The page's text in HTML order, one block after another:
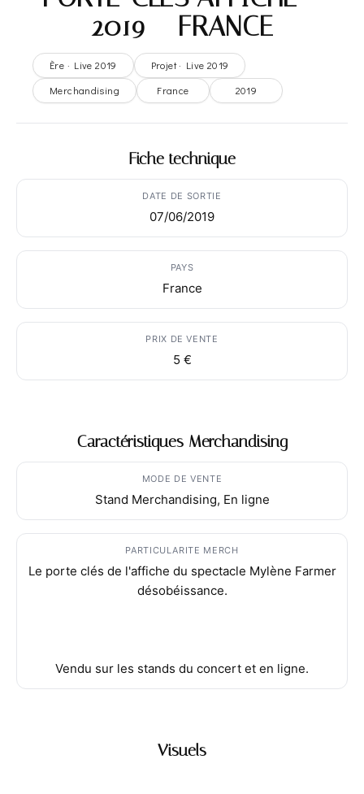
2019 – FRANCE
Ère · Live 2019
Projet · Live 2019
Merchandising
France 2019
Fiche technique
DATE DE SORTIE
07/06/2019
PAYS
France
PRIX DE VENTE
5 €
Caractéristiques Merchandising
MODE DE VENTE
Stand Merchandising, En ligne
PARTICULARITE MERCH
Le porte clés de l'affiche du spectacle Mylène Farmer
désobéissance.
Vendu sur les stands du concert et en ligne.
Visuels